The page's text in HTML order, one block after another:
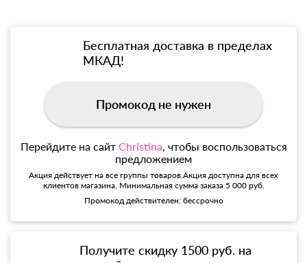
Бесплатная доставка в пределах
МКАД!
Промокод не нужен
Перейдите на сайт Christina, чтобы воспользоваться
предложением
Акция действует на все группы товаров.Акция доступна для всех
клиентов магазина. Минимальная сумма заказа 5 000 руб.
Промокод действителен: бессрочно
Получите скидку 1500 руб. на